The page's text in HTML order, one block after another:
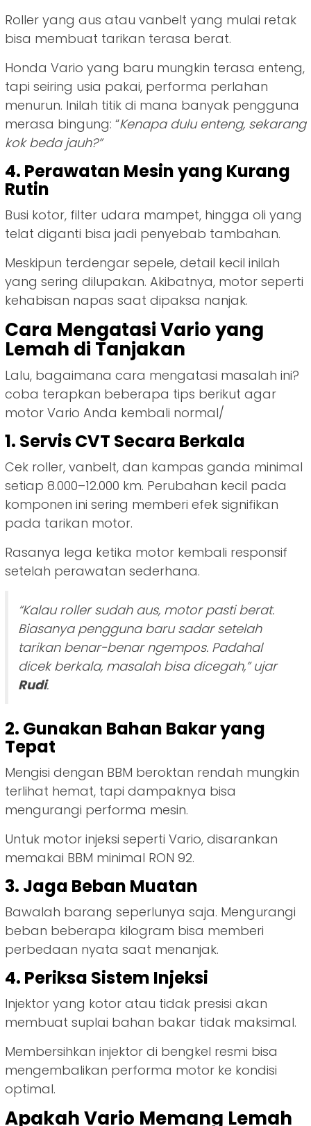
Roller yang aus atau vanbelt yang mulai retak
bisa membuat tarikan terasa berat.
Honda Vario yang baru mungkin terasa enteng,
tapi seiring usia pakai, performa perlahan
menurun. Inilah titik di mana banyak pengguna
merasa bingung: “Kenapa dulu enteng, sekarang
kok beda jauh?”
4. Perawatan Mesin yang Kurang
Rutin
Busi kotor, filter udara mampet, hingga oli yang
telat diganti bisa jadi penyebab tambahan.
Meskipun terdengar sepele, detail kecil inilah
yang sering dilupakan. Akibatnya, motor seperti
kehabisan napas saat dipaksa nanjak.
Cara Mengatasi Vario yang
Lemah di Tanjakan
Lalu, bagaimana cara mengatasi masalah ini?
coba terapkan beberapa tips berikut agar
motor Vario Anda kembali normal/
1. Servis CVT Secara Berkala
Cek roller, vanbelt, dan kampas ganda minimal
setiap 8.000–12.000 km. Perubahan kecil pada
komponen ini sering memberi efek signifikan
pada tarikan motor.
Rasanya lega ketika motor kembali responsif
setelah perawatan sederhana.
“Kalau roller sudah aus, motor pasti berat.
Biasanya pengguna baru sadar setelah
tarikan benar-benar ngempos. Padahal
dicek berkala, masalah bisa dicegah,” ujar
Rudi.
2. Gunakan Bahan Bakar yang
Tepat
Mengisi dengan BBM beroktan rendah mungkin
terlihat hemat, tapi dampaknya bisa
mengurangi performa mesin.
Untuk motor injeksi seperti Vario, disarankan
memakai BBM minimal RON 92.
3. Jaga Beban Muatan
Bawalah barang seperlunya saja. Mengurangi
beban beberapa kilogram bisa memberi
perbedaan nyata saat menanjak.
4. Periksa Sistem Injeksi
Injektor yang kotor atau tidak presisi akan
membuat suplai bahan bakar tidak maksimal.
Membersihkan injektor di bengkel resmi bisa
mengembalikan performa motor ke kondisi
optimal.
Apakah Vario Memang Lemah